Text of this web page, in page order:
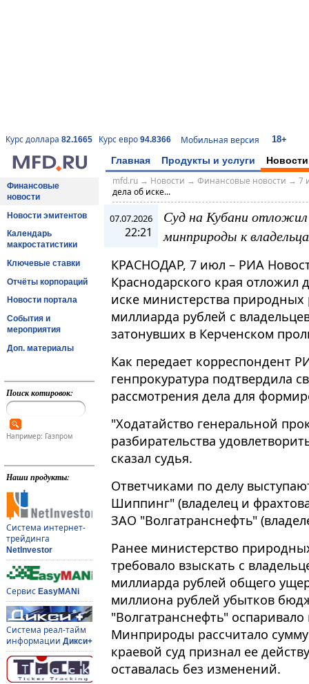
Курс доллара 82.1665 Курс евро 94.8366 Мобильная версия 18+
Главная Продукты и услуги Новости
Финансовые
новости
Новости эмитентов
Календарь
макростатистики
Ключевые ставки
Отчёты корпораций
Новости портала
События и
мероприятия
Доп. материалы
Поиск котировок:
Например: Газпром
Наши продукты:
Система интернет-
трейдинга
NetInvestor
Сервис EasyMANi
Система реал-тайм
информации Дикси+
mfd.ru→ Новости → Финансовые новости → 7
дела об иске...
07.07.2026
22:21
Суд на Кубани отложил
минприроды к
КРАСНОДАР, 7 июл – РИА
Краснодарского края отложил
иске министерства
миллиарда рублей с
затонувших в Керченском
Как передает корреспондент
генпрокуратура подтвердила
рассмотрения дела для
"Ходатайство генеральной
разбирательства
сказал судья.
Ответчиками по делу
Шиппинг" (владелец и
ЗАО "Волгатранснефть"
Ранее министерство
требовало взыскать с
миллиарда рублей общего
миллиона рублей убытков
"Волгатранснефть"
Минприроды рассчитало
краевой суд признал ее
оставалась без изменений.